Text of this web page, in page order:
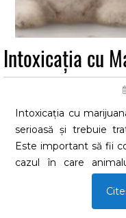
Intoxicația cu
Intoxicația cu
serioasă și trebuie
Este important să fii
cazul în care